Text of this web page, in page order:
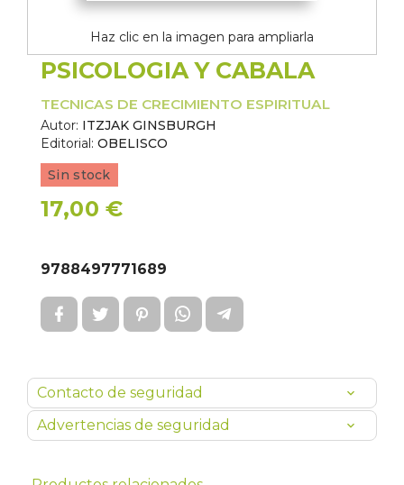
Haz clic en la imagen para ampliarla
PSICOLOGIA Y CABALA
TECNICAS DE CRECIMIENTO ESPIRITUAL
Autor: ITZJAK GINSBURGH
Editorial: OBELISCO
Sin stock
17,00 €
9788497771689
Contacto de seguridad
Advertencias de seguridad